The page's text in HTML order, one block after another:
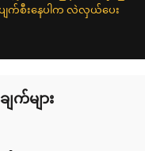
က်စီးနေပါက လဲလှယ်ပေး
က်များ